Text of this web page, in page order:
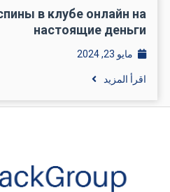
в клубе онлайн на
настоящие деньги
مايو 23, 2024
اقرأ المزيد